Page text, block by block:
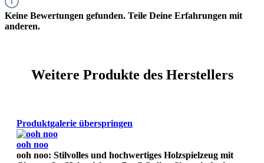
Keine Bewertungen gefunden. Teile Deine Erfahrungen mit
anderen.
Weitere Produkte des Herstellers
Produktgalerie überspringen
ooh noo
ooh noo: Stilvolles und hochwertiges Holzspielzeug mit